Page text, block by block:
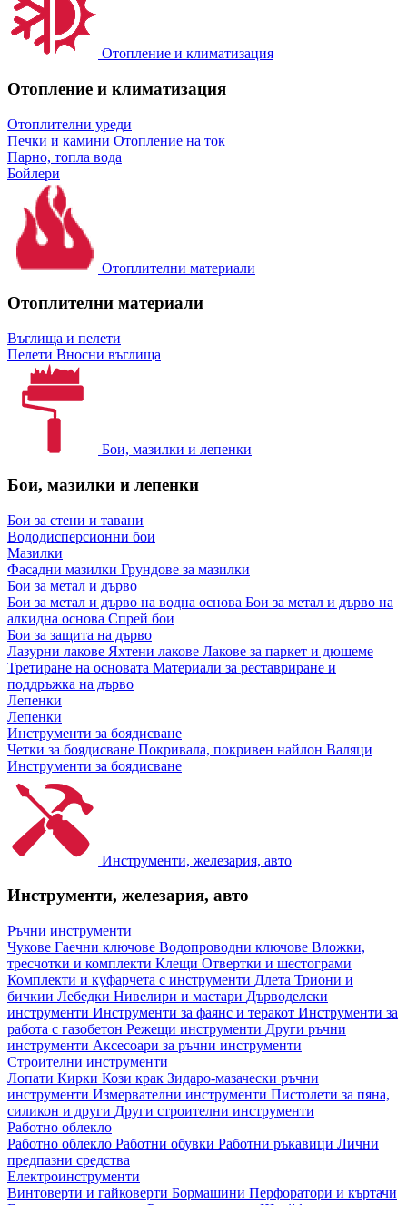
Отопление и климатизация
Отопление и климатизация
Отоплителни уреди
Печки и камини Отопление на ток
Парно, топла вода
Бойлери
Отоплителни материали
Отоплителни материали
Въглища и пелети
Пелети Вносни въглища
Бои, мазилки и лепенки
Бои, мазилки и лепенки
Бои за стени и тавани
Вододисперсионни бои
Мазилки
Фасадни мазилки Грундове за мазилки
Бои за метал и дърво
Бои за метал и дърво на водна основа Бои за метал и дърво на
алкидна основа Спрей бои
Бои за защита на дърво
Лазурни лакове Яхтени лакове Лакове за паркет и дюшеме
Третиране на основата Материали за реставриране и
поддръжка на дърво
Лепенки
Лепенки
Инструменти за боядисване
Четки за боядисване Покривала, покривен найлон Валяци
Инструменти за боядисване
Инструменти, железария, авто
Инструменти, железария, авто
Ръчни инструменти
Чукове Гаечни ключове Водопроводни ключове Вложки,
тресчотки и комплекти Клещи Отвертки и шестограми
Комплекти и куфарчета с инструменти Длета Триони и
бичкии Лебедки Нивелири и мастари Дърводелски
инструменти Инструменти за фаянс и теракот Инструменти за
работа с газобетон Режещи инструменти Други ръчни
инструменти Аксесоари за ръчни инструменти
Строителни инструменти
Лопати Кирки Кози крак Зидаро-мазачески ръчни
инструменти Измервателни инструменти Пистолети за пяна,
силикон и други Други строителни инструменти
Работно облекло
Работно облекло Работни обувки Работни ръкавици Лични
предпазни средства
Електроинструменти
Винтоверти и гайковерти Бормашини Перфоратори и къртачи